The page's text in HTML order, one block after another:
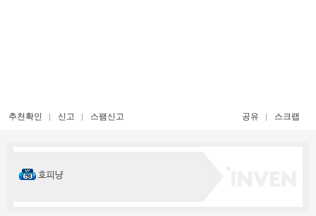
추천확인 신고 스팸신고 공유 스크랩
호피냥